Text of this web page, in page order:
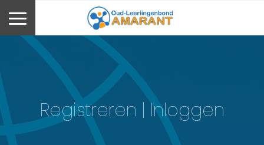
Registreren | Inloggen